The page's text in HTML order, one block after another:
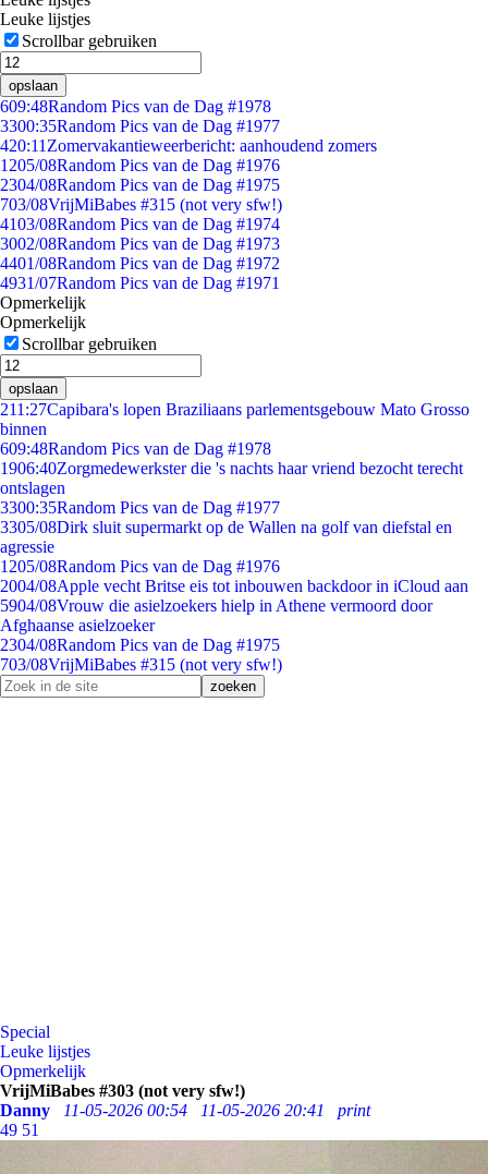
Leuke lijstjes
Scrollbar gebruiken
opslaan
609:48Random Pics van de Dag #1978
3300:35Random Pics van de Dag #1977
420:11 Zomervakantieweerbericht: aanhoudend zomers
1205/08Random Pics van de Dag #1976
2304/08Random Pics van de Dag #1975
703/08VrijMiBabes #315 (not very sfw!)
4103/08Random Pics van de Dag #1974
3002/08Random Pics van de Dag #1973
4401/08Random Pics van de Dag #1972
4931/07Random Pics van de Dag #1971
Opmerkelijk
Opmerkelijk
Scrollbar gebruiken
opslaan
211:27Capibara's lopen Braziliaans parlementsgebouw Mato Grosso
binnen
609:48Random Pics van de Dag #1978
1906:40Zorgmedewerkster die 's nachts haar vriend bezocht terecht
ontslagen
3300:35Random Pics van de Dag #1977
3305/08Dirk sluit supermarkt op de Wallen na golf van diefstal en
agressie
1205/08Random Pics van de Dag #1976
2004/08Apple vecht Britse eis tot inbouwen backdoor in iCloud aan
5904/08Vrouw die asielzoekers hielp in Athene vermoord door
Afghaanse asielzoeker
2304/08Random Pics van de Dag #1975
703/08VrijMiBabes #315 (not very sfw!)
Special
Leuke lijstjes
Opmerkelijk
VrijMiBabes #303 (not very sfw!)
Danny
11-05-2026 00:54 11-05-2026 20:41
print
49 51